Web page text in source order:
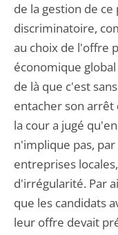
de la gestion de
discriminatoire,
au choix de l'offre
économique
de là que c'est
entacher son
la cour a jugé
n'implique pas,
entreprises
d'irrégularité. Par
que les candidats
leur offre devait